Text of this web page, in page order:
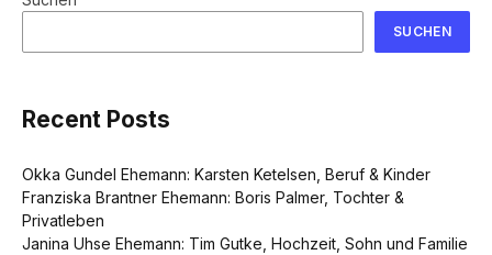
SUCHEN
Recent Posts
Okka Gundel Ehemann: Karsten Ketelsen, Beruf & Kinder
Franziska Brantner Ehemann: Boris Palmer, Tochter &
Privatleben
Janina Uhse Ehemann: Tim Gutke, Hochzeit, Sohn und Familie